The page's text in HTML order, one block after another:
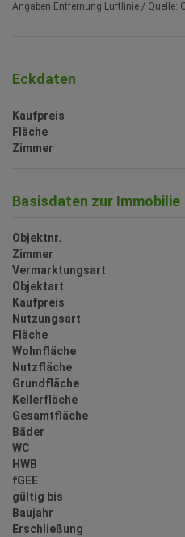
Angaben Entfernung Luftlinie / Quelle:
Eckdaten
Kaufpreis
Fläche
Zimmer
Basisdaten zur Immobilie
Objektnr.
Zimmer
Vermarktungsart
Objektart
Kaufpreis
Nutzungsart
Fläche
Wohnfläche
Nutzfläche
Grundfläche
Kellerfläche
Gesamtfläche
Bäder
WC
HWB
fGEE
gültig bis
Baujahr
Erschließung